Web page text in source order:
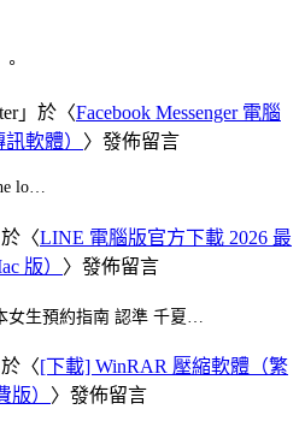
」於〈Facebook Messenger 電腦
軟體） 〉發佈留言
lo…
於〈LINE 電腦版官方下載 2026 最
版） 〉發佈留言
女生預約指南 認準 千夏…
於〈[下載] WinRAR 壓縮軟體（繁
版） 〉發佈留言